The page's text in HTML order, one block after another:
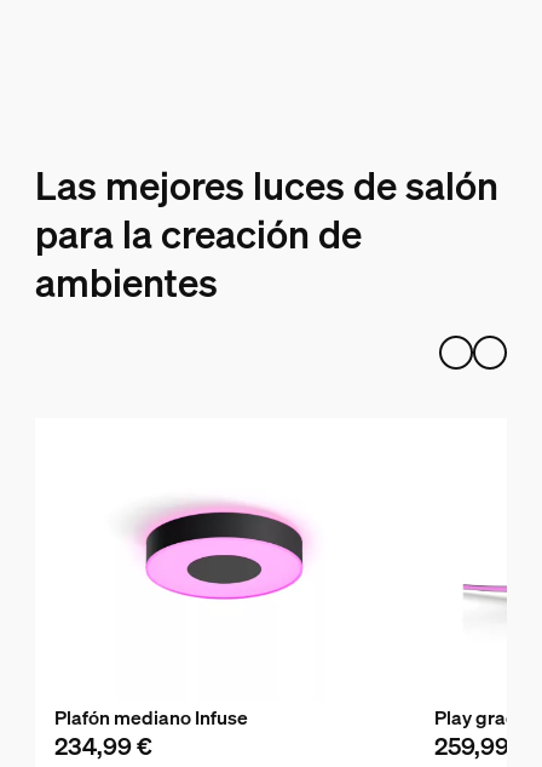
Las mejores luces de salón
para la creación de
ambientes
Plafón mediano Infuse
234,99 €
Play
259,99 €